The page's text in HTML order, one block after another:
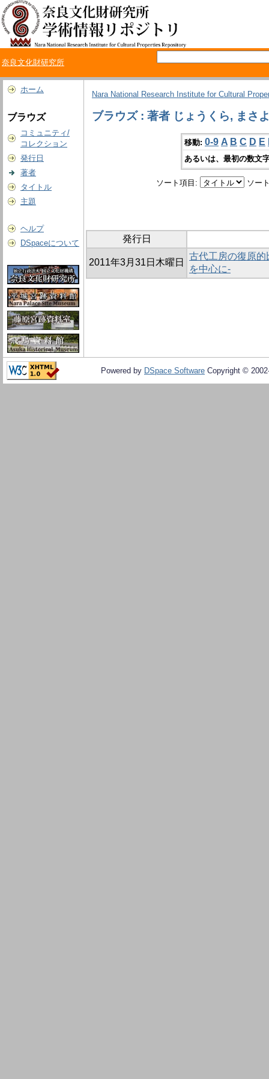
奈良文化財研究所
ホーム
ブラウズ
コミュニティ/
コレクション
発行日
著者
タイトル
主題
ヘルプ
DSpaceについて
Nara National Research Institute for Cultural
ブラウズ : 著者 じょうくら, まさ
移動: 0-9 A B C D E
あるいは、最初の数文
ソート項目: ソー
発行日
2011年3月31日木曜日
古代工房の復原
を中心に-
Powered by DSpace Software Copyright ©